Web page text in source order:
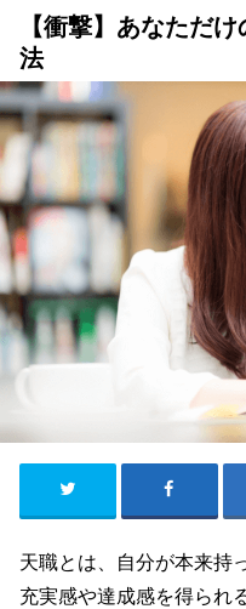
【衝撃】あなただ
法
天職とは、自分が本来持
充実感や達成感を得られ